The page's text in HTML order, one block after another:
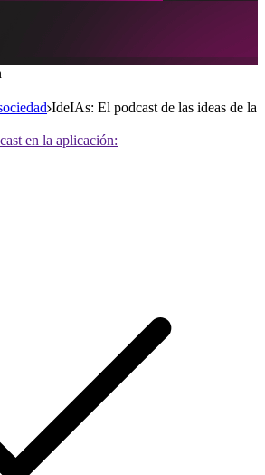
IdeIAs: El podcast de las ideas de la
en la aplicación: